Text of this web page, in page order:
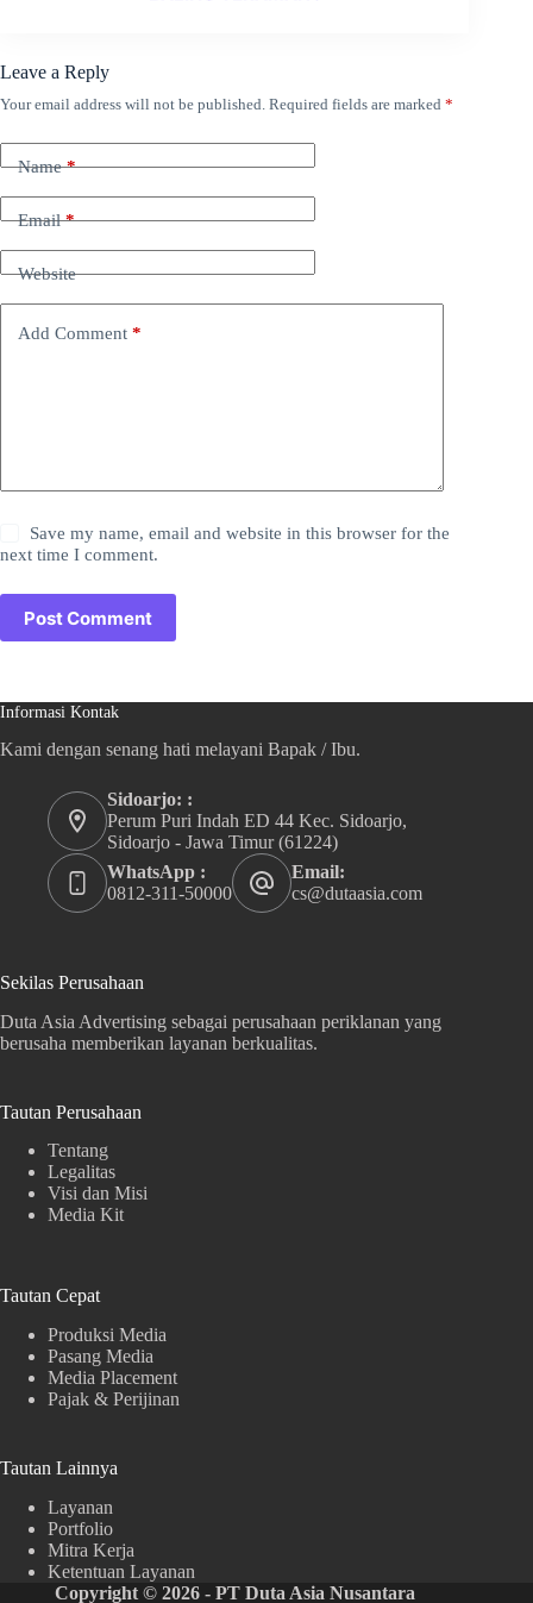
Leave a Reply
Your email address will not be published. Required fields are marked *
Name*
Email*
Website
Add Comment *
Save my name, email and website in this browser for the
next time I comment.
Post Comment
Informasi Kontak
Kami dengan senang hati melayani Bapak / Ibu.
Sidoarjo: :
Perum Puri Indah ED 44 Kec. Sidoarjo,
Sidoarjo - Jawa Timur (61224)
WhatsApp :
0812-311-50000
Email:
cs@dutaasia.com
Sekilas Perusahaan
Duta Asia Advertising sebagai perusahaan periklanan yang
berusaha memberikan layanan berkualitas.
Tautan Perusahaan
Tentang
Legalitas
Visi dan Misi
Media Kit
Tautan Cepat
Produksi Media
Pasang Media
Media Placement
Pajak & Perijinan
Tautan Lainnya
Layanan
Portfolio
Mitra Kerja
Ketentuan Layanan
Copyright © 2026 - PT Duta Asia Nusantara